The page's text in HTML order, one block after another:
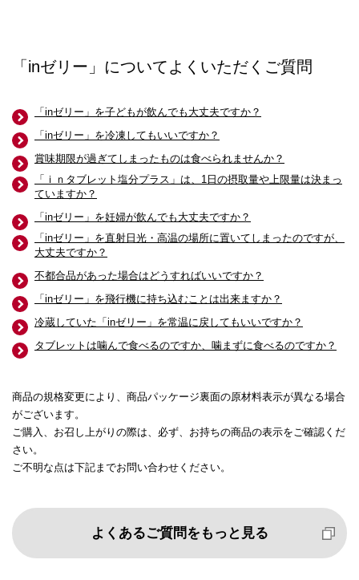
「inゼリー」についてよくいただくご質問
「inゼリー」を子どもが飲んでも大丈夫ですか？
「inゼリー」を冷凍してもいいですか？
賞味期限が過ぎてしまったものは食べられませんか？
「ｉｎタブレット塩分プラス」は、1日の摂取量や上限量は決まっ
ていますか？
「inゼリー」を妊婦が飲んでも大丈夫ですか？
「inゼリー」を直射日光・高温の場所に置いてしまったのですが、
大丈夫ですか？
不都合品があった場合はどうすればいいですか？
「inゼリー」を飛行機に持ち込むことは出来ますか？
冷蔵していた「inゼリー」を常温に戻してもいいですか？
タブレットは噛んで食べるのですか、噛まずに食べるのですか？
商品の規格変更により、商品パッケージ裏面の原材料表示が異なる場合
がございます。
ご購入、お召し上がりの際は、必ず、お持ちの商品の表示をご確認くだ
さい。
ご不明な点は下記までお問い合わせください。
よくあるご質問をもっと見る